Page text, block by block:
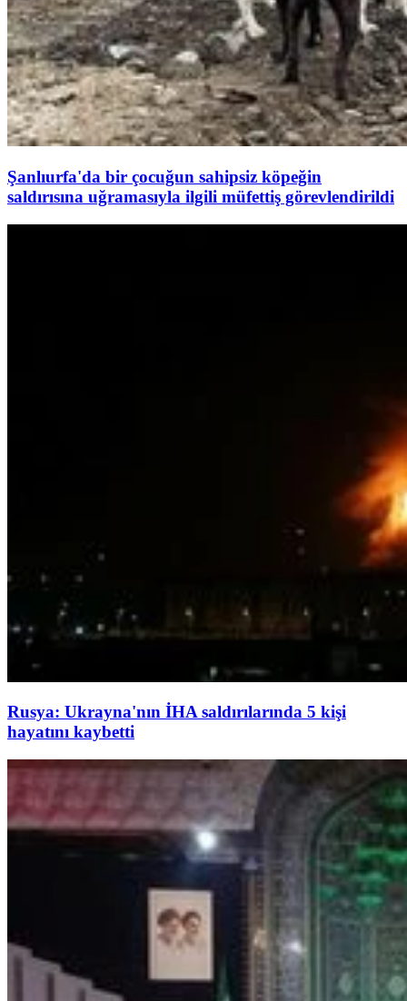
Şanlıurfa'da bir çocuğun sahipsiz köpeğin
saldırısına uğramasıyla ilgili müfettiş görevlendirildi
Rusya: Ukrayna'nın İHA saldırılarında 5 kişi
hayatını kaybetti